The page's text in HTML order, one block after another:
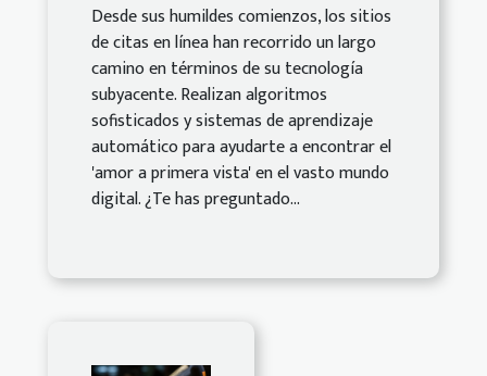
Desde sus humildes comienzos, los sitios
de citas en línea han recorrido un largo
camino en términos de su tecnología
subyacente. Realizan algoritmos
sofisticados y sistemas de aprendizaje
automático para ayudarte a encontrar el
'amor a primera vista' en el vasto mundo
digital. ¿Te has preguntado...